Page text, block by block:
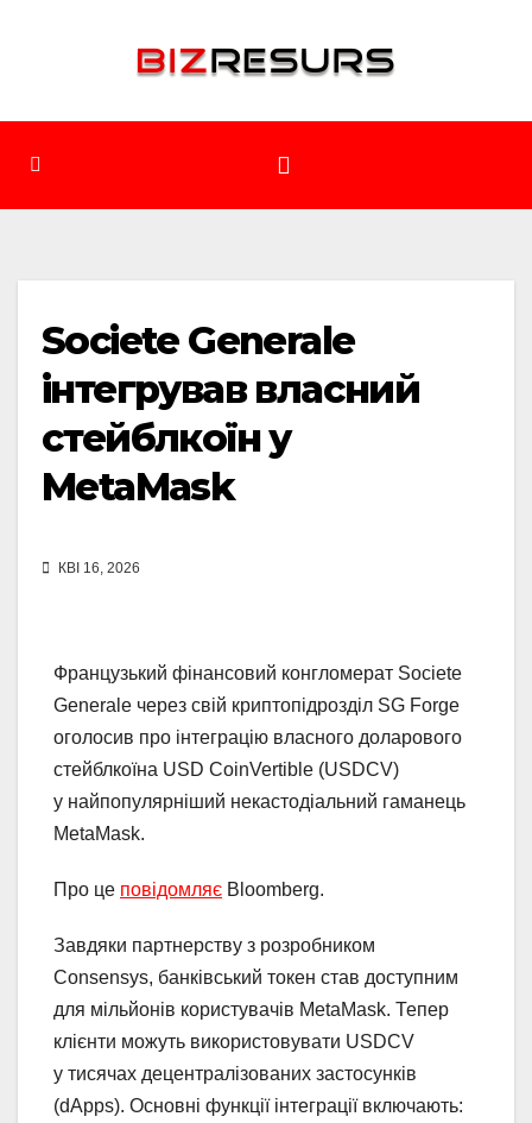
Societe Generale
інтегрував власний
стейблкоїн у
MetaMask
КВІ 16, 2026
Французький фінансовий конгломерат Societe
Generale через свій криптопідрозділ SG Forge
оголосив про інтеграцію власного доларового
стейблкоїна USD CoinVertible (USDCV)
у найпопулярніший некастодіальний гаманець
MetaMask.
Про це повідомляє Bloomberg.
Завдяки партнерству з розробником
Consensys, банківський токен став доступним
для мільйонів користувачів MetaMask. Тепер
клієнти можуть використовувати USDCV
у тисячах децентралізованих застосунків
(dApps). Основні функції інтеграції включають: